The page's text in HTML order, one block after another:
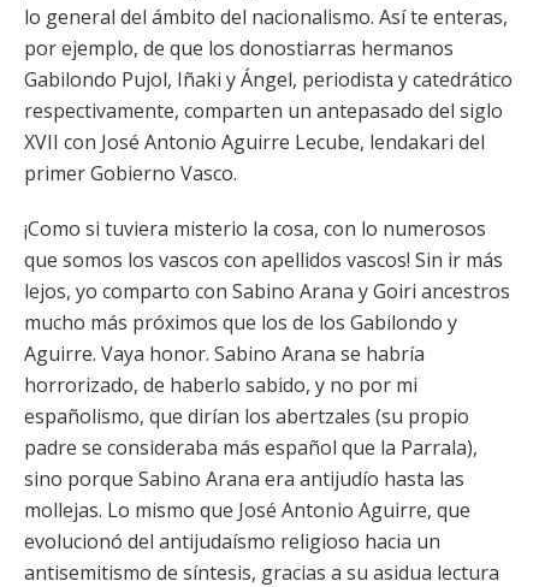
lo general del ámbito del nacionalismo. Así te enteras,
por ejemplo, de que los donostiarras hermanos
Gabilondo Pujol, Iñaki y Ángel, periodista y catedrático
respectivamente, comparten un antepasado del siglo
XVII con José Antonio Aguirre Lecube, lendakari del
primer Gobierno Vasco.
¡Como si tuviera misterio la cosa, con lo numerosos
que somos los vascos con apellidos vascos! Sin ir más
lejos, yo comparto con Sabino Arana y Goiri ancestros
mucho más próximos que los de los Gabilondo y
Aguirre. Vaya honor. Sabino Arana se habría
horrorizado, de haberlo sabido, y no por mi
españolismo, que dirían los abertzales (su propio
padre se consideraba más español que la Parrala),
sino porque Sabino Arana era antijudío hasta las
mollejas. Lo mismo que José Antonio Aguirre, que
evolucionó del antijudaísmo religioso hacia un
antisemitismo de síntesis, gracias a su asidua lectura